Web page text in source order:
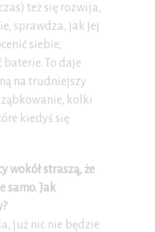
też się rozwija,
sprawdza, jak jej
siebie,
baterie. To daje
na trudniejszy
ząbkowanie, kolki
kiedyś się
wokół straszą, że
samo. Jak
już nic nie będzie